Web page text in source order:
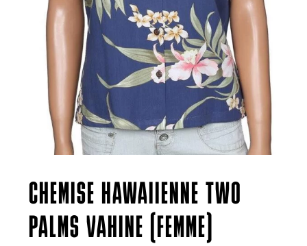
CHEMISE HAWAIIENNE TWO
PALMS VAHINE (FEMME)